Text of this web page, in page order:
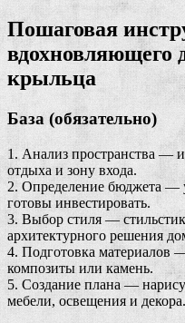
Пошаговая
вдохновляющего
крыльца
База (обязательно)
1. Анализ пространства —
отдыха и зону входа.
2. Определение бюджета —
готовы инвестировать.
3. Выбор стиля —
архитектурного решения
4. Подготовка материалов
композиты или камень.
5. Создание плана —
мебели, освещения и декора.